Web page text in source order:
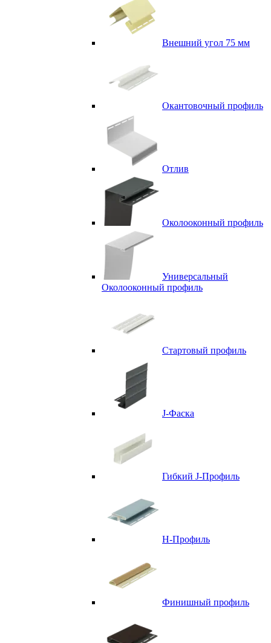
Внешний угол 75 мм
Окантовочный профиль
Отлив
Околооконный профиль
Универсальный
Околооконный профиль
Стартовый профиль
J-Фаска
Гибкий J-Профиль
H-Профиль
Финишный профиль